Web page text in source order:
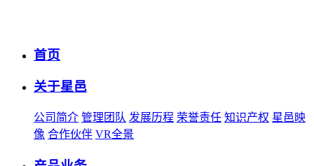
首页
关于星邑
公司简介 管理团队 发展历程 荣誉责任 知识产权 星邑映
像 合作伙伴 VR全景